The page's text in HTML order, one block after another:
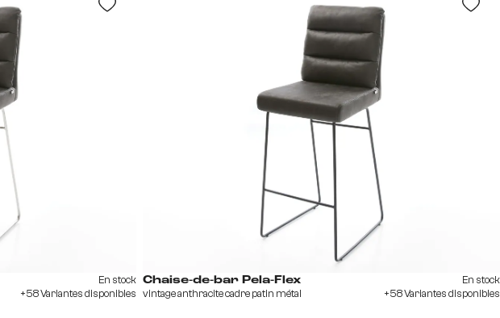
En stock
+58 Variantes disponibles
Chaise-de-bar Pela-Flex
vintage anthracite cadre patin métal
En stock
+58 Variantes disponibles